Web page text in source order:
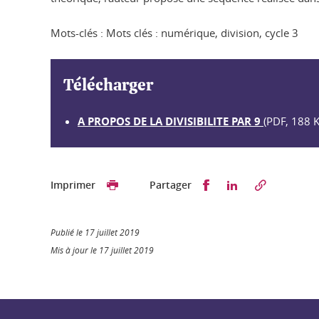
Mots-clés : Mots clés : numérique, division, cycle 3
Télécharger
A PROPOS DE LA DIVISIBILITE PAR 9 (PDF, 188
Imprimer Partager Partager surPartager sur
Publié le 17 juillet 2019
Mis à jour le 17 juillet 2019